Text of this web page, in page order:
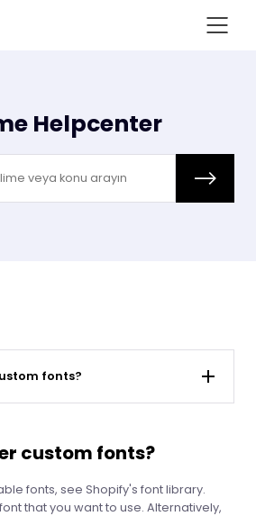
Helpcenter
fonts?
custom fonts?
fonts, see Shopify's font library.
that you want to use. Alternatively,